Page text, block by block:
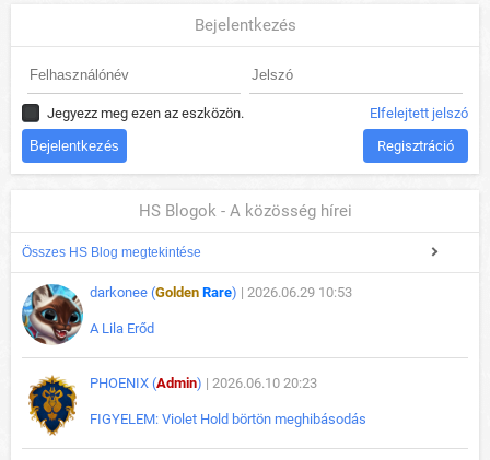
Bejelentkezés
Jegyezz meg ezen az eszközön. Elfelejtett jelszó
Regisztráció
HS Blogok - A közösség hírei
Összes HS Blog megtekintése
darkonee (Golden Rare) | 2026.06.29 10:53
A Lila Erőd
PHOENIX (Admin) | 2026.06.10 20:23
FIGYELEM: Violet Hold börtön meghibásodás